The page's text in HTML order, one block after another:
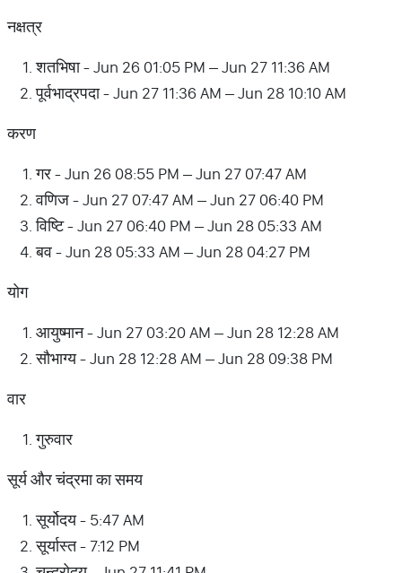
नक्षत्र
शतभिषा - Jun 26 01:05 PM – Jun 27 11:36 AM
पूर्वभाद्रपदा - Jun 27 11:36 AM – Jun 28 10:10 AM
करण
गर - Jun 26 08:55 PM – Jun 27 07:47 AM
वणिज - Jun 27 07:47 AM – Jun 27 06:40 PM
विष्टि - Jun 27 06:40 PM – Jun 28 05:33 AM
बव - Jun 28 05:33 AM – Jun 28 04:27 PM
योग
आयुष्मान - Jun 27 03:20 AM – Jun 28 12:28 AM
सौभाग्य - Jun 28 12:28 AM – Jun 28 09:38 PM
वार
गुरुवार
सूर्य और चंद्रमा का समय
सूर्योदय - 5:47 AM
सूर्यास्त - 7:12 PM